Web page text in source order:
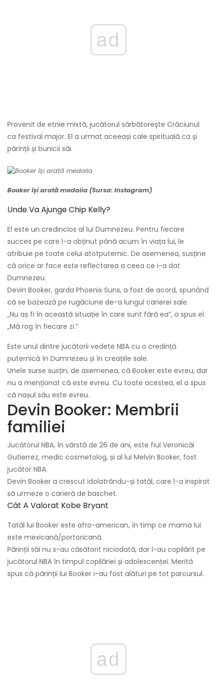
ad
Provenit de etnie mixtă, jucătorul sărbătorește Crăciunul
ca festival major. El a urmat aceeași cale spirituală ca și
părinții și bunicii săi.
Booker își arată medalia (Sursa: Instagram)
Unde Va Ajunge Chip Kelly?
El este un credincios al lui Dumnezeu. Pentru fiecare
succes pe care l-a obținut până acum în viața lui, le
atribuie pe toate celui atotputernic. De asemenea, susține
că orice ar face este reflectarea a ceea ce i-a dat
Dumnezeu.
Devin Booker, garda Phoenix Suns, a fost de acord, spunând
că se bazează pe rugăciune de-a lungul carierei sale.
„Nu aș fi în această situație în care sunt fără ea”, a spus el.
„Mă rog în fiecare zi.”
Este unul dintre jucătorii vedete NBA cu o credință
puternică în Dumnezeu și în creațiile sale.
Unele surse susțin, de asemenea, că Booker este evreu, dar
nu a menționat că este evreu. Cu toate acestea, el a spus
că nașul său este evreu.
Devin Booker: Membrii
familiei
Jucătorul NBA, în vârstă de 26 de ani, este fiul Veronicăi
Gutierrez, medic cosmetolog, și al lui Melvin Booker, fost
jucător NBA.
Devin Booker a crescut idolatrându-și tatăl, care l-a inspirat
să urmeze o carieră de baschet.
Cât A Valorat Kobe Bryant
Tatăl lui Booker este afro-american, în timp ce mama lui
este mexicană/portoricană.
Părinții săi nu s-au căsătorit niciodată, dar l-au copilărit pe
jucătorul NBA în timpul copilăriei și adolescenței. Merită
spus că părinții lui Booker i-au fost alături pe tot parcursul.
ad